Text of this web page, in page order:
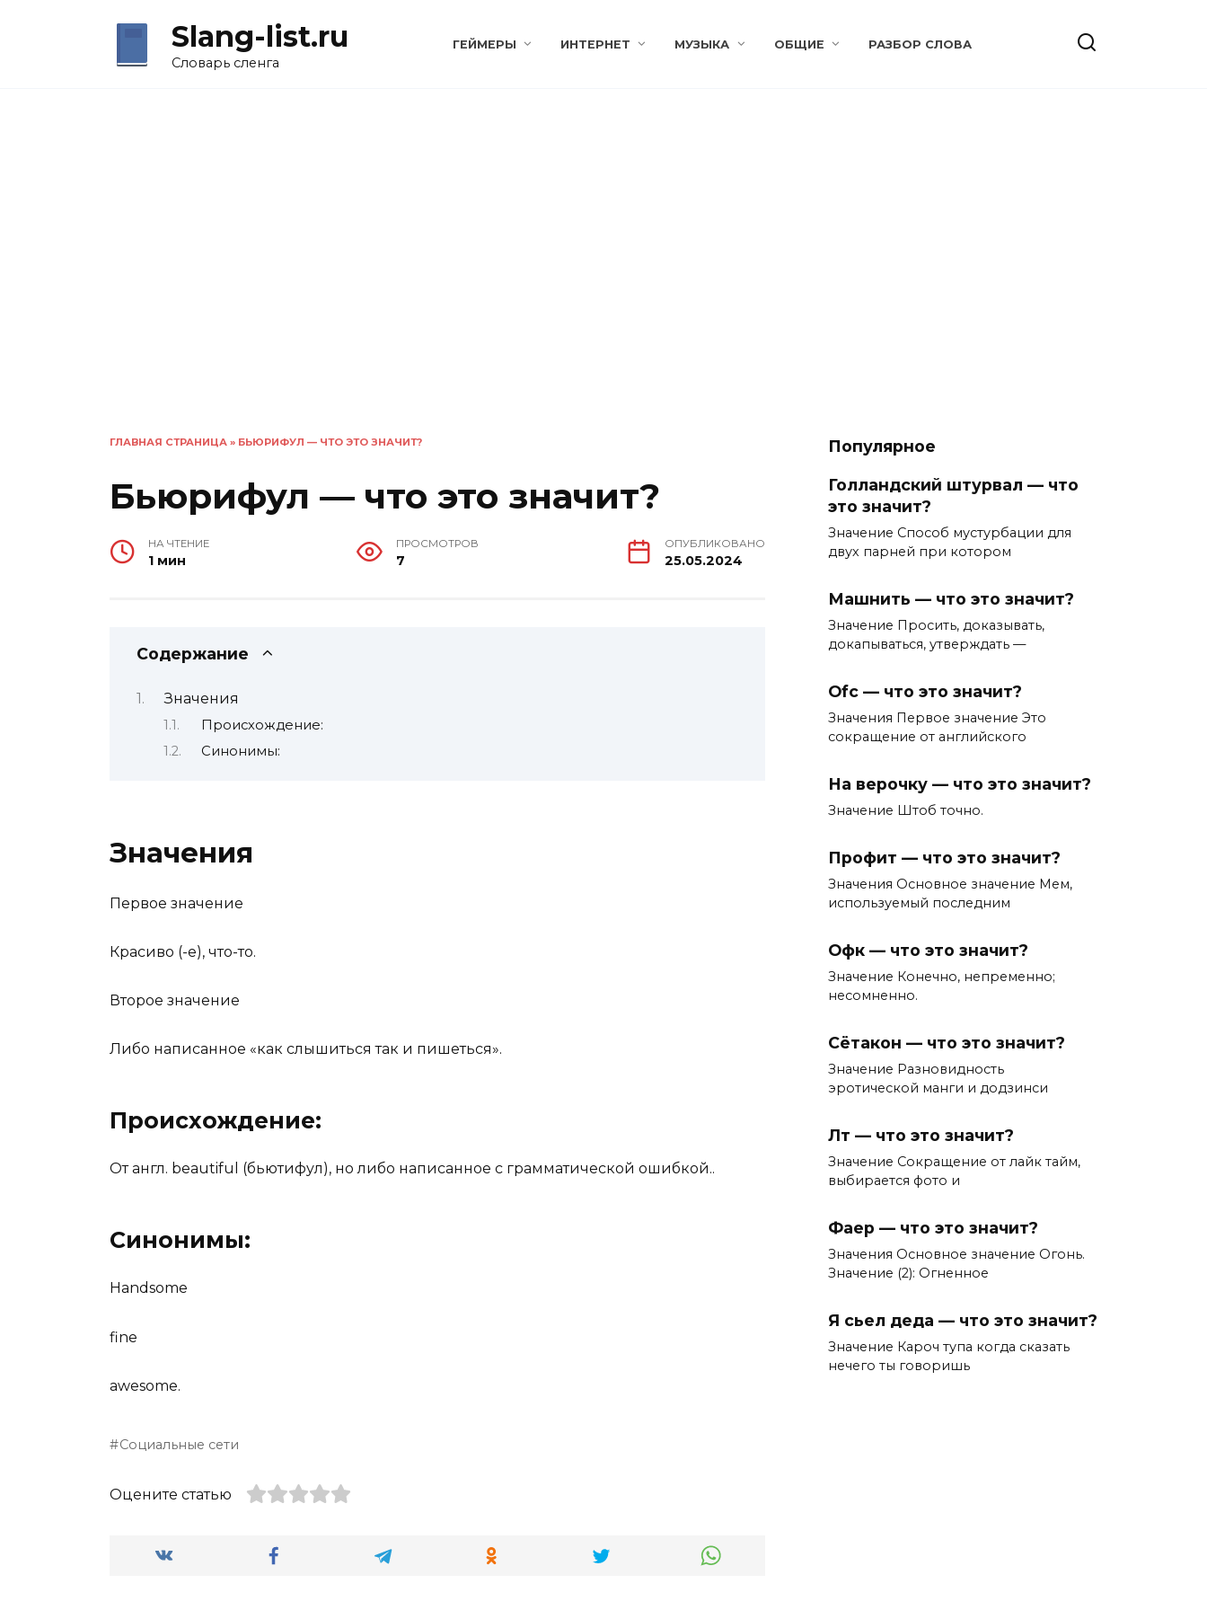
Slang-list.ru
Словарь сленга
ГЕЙМЕРЫ ИНТЕРНЕТ МУЗЫКА ОБЩИЕ РАЗБОР СЛОВА
ГЛАВНАЯ СТРАНИЦА » БЬЮРИФУЛ — ЧТО ЭТО ЗНАЧИТ?
Бьюрифул — что это значит?
НА ЧТЕНИЕ
1 мин
ПРОСМОТРОВ
7
ОПУБЛИКОВАНО
25.05.2024
Содержание
Значения
Происхождение:
Синонимы:
Значения
Первое значение
Красиво (-е), что-то.
Второе значение
Либо написанное «как слышиться так и пишеться».
Происхождение:
От англ. beautiful (бьютифул), но либо написанное с грамматической ошибкой..
Синонимы:
Handsome
fine
awesome.
Социальные сети
Оцените статью
Популярное
Голландский штурвал — что
это значит?
Значение Способ мустурбации для
двух парней при котором
Машнить — что это значит?
Значение Просить, доказывать,
докапываться, утверждать —
Ofc — что это значит?
Значения Первое значение Это
сокращение от английского
На верочку — что это значит?
Значение Штоб точно.
Профит — что это значит?
Значения Основное значение Мем,
используемый последним
Офк — что это значит?
Значение Конечно, непременно;
несомненно.
Сётакон — что это значит?
Значение Разновидность
эротической манги и додзинси
Лт — что это значит?
Значение Сокращение от лайк тайм,
выбирается фото и
Фаер — что это значит?
Значения Основное значение Огонь.
Значение (2): Огненное
Я сьел деда — что это значит?
Значение Кароч тупа когда сказать
нечего ты говоришь